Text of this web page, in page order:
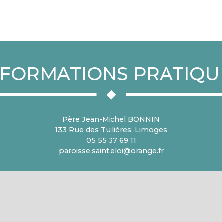
Père Jean-Michel BONNIN
133 Rue des Tuilières, Limoges
05 55 37 69 11
paroisse.saint.eloi@orange.fr